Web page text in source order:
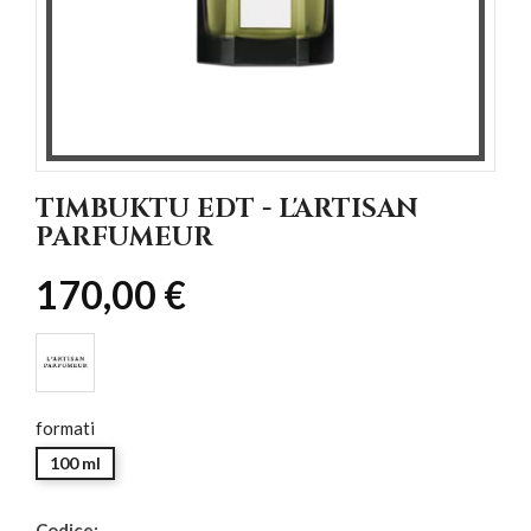
TIMBUKTU EDT - L'ARTISAN
PARFUMEUR
170,00 €
formati
100 ml